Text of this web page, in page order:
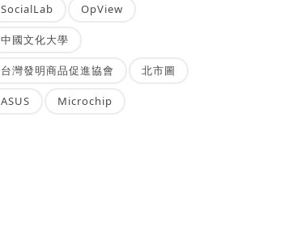
SocialLab OpView
中國文化大學
台灣發明商品促進協會 北市圖
ASUS Microchip